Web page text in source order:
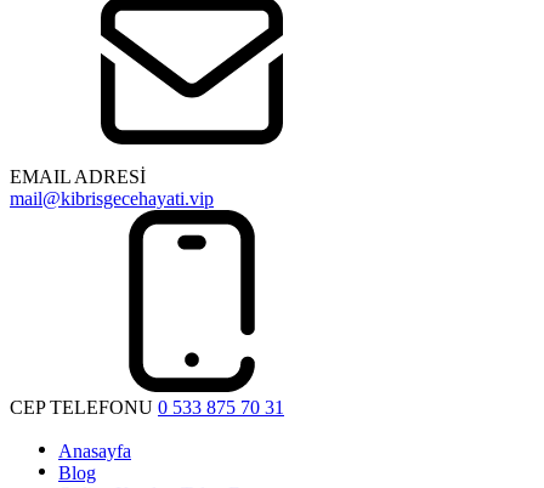
EMAIL ADRESİ
mail@kibrisgecehayati.vip
CEP TELEFONU 0 533 875 70 31
Anasayfa
Blog